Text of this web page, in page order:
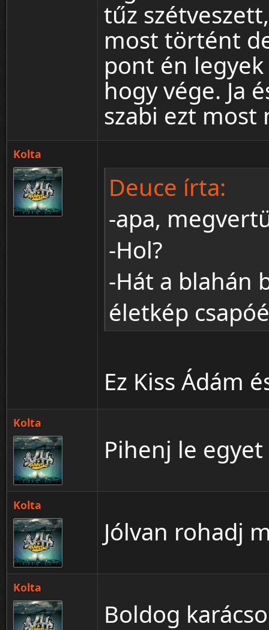
tűz
most történt
pont én
hogy vége. Ja
szabi ezt most
Kolta
Deuce írta:
-apa,
-Hol?
-Hát a blahán
életkép
Ez Kiss Ádám
Kolta
Pihenj le egyet
Kolta
Jólvan rohadj
Kolta
Boldog